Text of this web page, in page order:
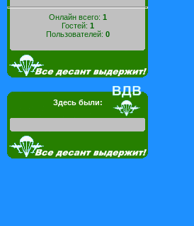
Онлайн всего: 1
Гостей: 1
Пользователей: 0
Здесь были: